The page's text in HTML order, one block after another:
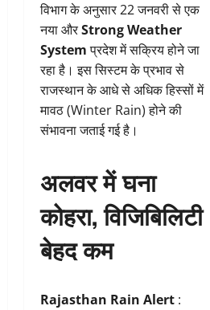
विभाग के अनुसार 22 जनवरी से एक
नया औरStrong Weather
Systemप्रदेश में सक्रिय होने जा
रहा है। इस सिस्टम के प्रभाव से
राजस्थान के आधे से अधिक हिस्सों में
मावठ (Winter Rain) होने की
संभावना जताई गई है।
अलवर में घना
कोहरा, विजिबिलिटी
बेहद कम
Rajasthan Rain Alert :